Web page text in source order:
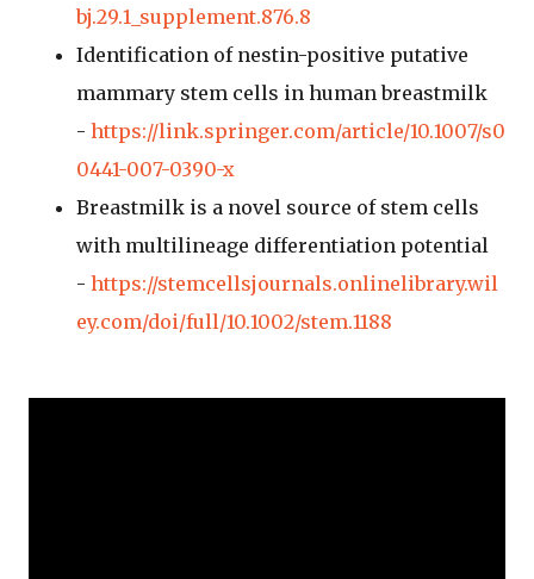
bj.29.1_supplement.876.8
Identification of nestin-positive putative
mammary stem cells in human breastmilk
- https://link.springer.com/article/10.1007/s0
0441-007-0390-x
Breastmilk is a novel source of stem cells
with multilineage differentiation potential
- https://stemcellsjournals.onlinelibrary.wil
ey.com/doi/full/10.1002/stem.1188